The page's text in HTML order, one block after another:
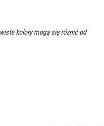
kolory mogą się różnić od